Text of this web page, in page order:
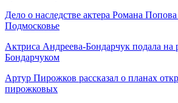
Дело о наследстве актера Романа
Подмосковье
Актриса Андреева-Бондарчук подала на
Бондарчуком
Артур Пирожков рассказал о планах
пирожковых